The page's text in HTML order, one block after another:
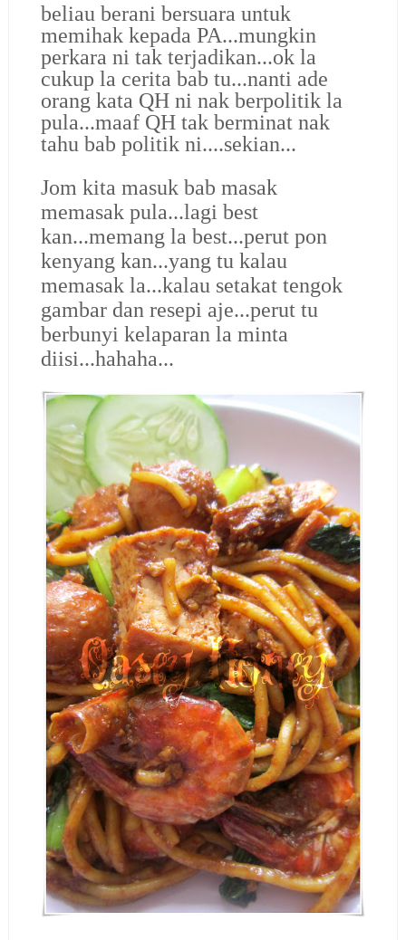
beliau berani bersuara untuk
memihak kepada PA...mungkin
perkara ni tak terjadikan...ok la
cukup la cerita bab tu...nanti ade
orang kata QH ni nak berpolitik la
pula...maaf QH tak berminat nak
tahu bab politik ni....sekian...
Jom kita masuk bab masak
memasak pula...lagi best
kan...memang la best...perut pon
kenyang kan...yang tu kalau
memasak la...kalau setakat tengok
gambar dan resepi aje...perut tu
berbunyi kelaparan la minta
diisi...hahaha...